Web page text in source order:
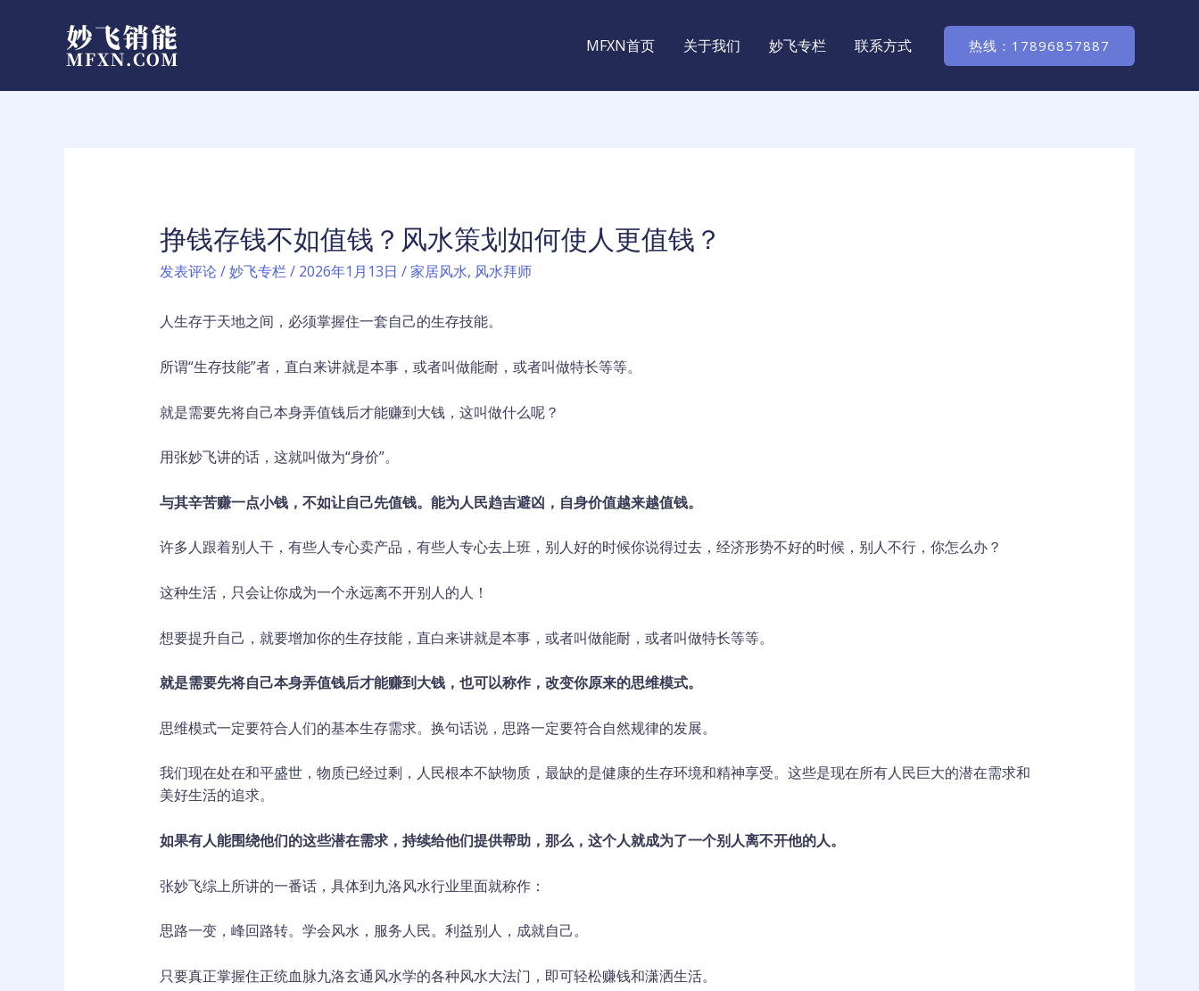
MFXN首页 关于我们 妙飞专栏 联系方式 热线：17896857887
挣钱存钱不如值钱？风水策划如何使人更值钱？
发表评论/妙飞专栏/ 2026年1月13日 /家居风水, 风水拜师
人生存于天地之间，必须掌握住一套自己的生存技能。
所谓“生存技能”者，直白来讲就是本事，或者叫做能耐，或者叫做特长等等。
就是需要先将自己本身弄值钱后才能赚到大钱，这叫做什么呢？
用张妙飞讲的话，这就叫做为“身价”。
与其辛苦赚一点小钱， 不如让自己先值钱。 能为人民趋吉避凶 ，自身价值越来越值钱。
许多人跟着别人干，有些人专心卖产品，有些人专心去上班，别人好的时候你说得过去，经济形势不好的时候，别人不行，你怎么办？
这种生活，只会让你成为一个永远离不开别人的人！
想要提升自己，就要增加你的生存技能，直白来讲就是本事，或者叫做能耐，或者叫做特长等等。
就是需要先将自己本身弄值钱后才能赚到大钱， 也可以称作， 改变你原来的思维模式。
思维模式一定要符合人们的基本生存需求。换句话说，思路一定要符合自然规律的发展。
我们现在处在和平盛世，物质已经过剩，人民根本不缺物质，最缺的是健康的生存环境和精神享受。这些是现在所有人民巨大的潜在需求和
美好生活的追求。
如果有人能围绕他们的这些潜在需求， 持续给他们提供帮助， 那么，这个人就成为了一个别人离不开他的人。
张妙飞综上所讲的一番话，具体到九洛风水行业里面就称作：
思路一变，峰回路转。学会风水，服务人民。利益别人，成就自己。
只要真正掌握住正统血脉九洛玄通风水学的各种风水大法门，即可轻松赚钱和潇洒生活。